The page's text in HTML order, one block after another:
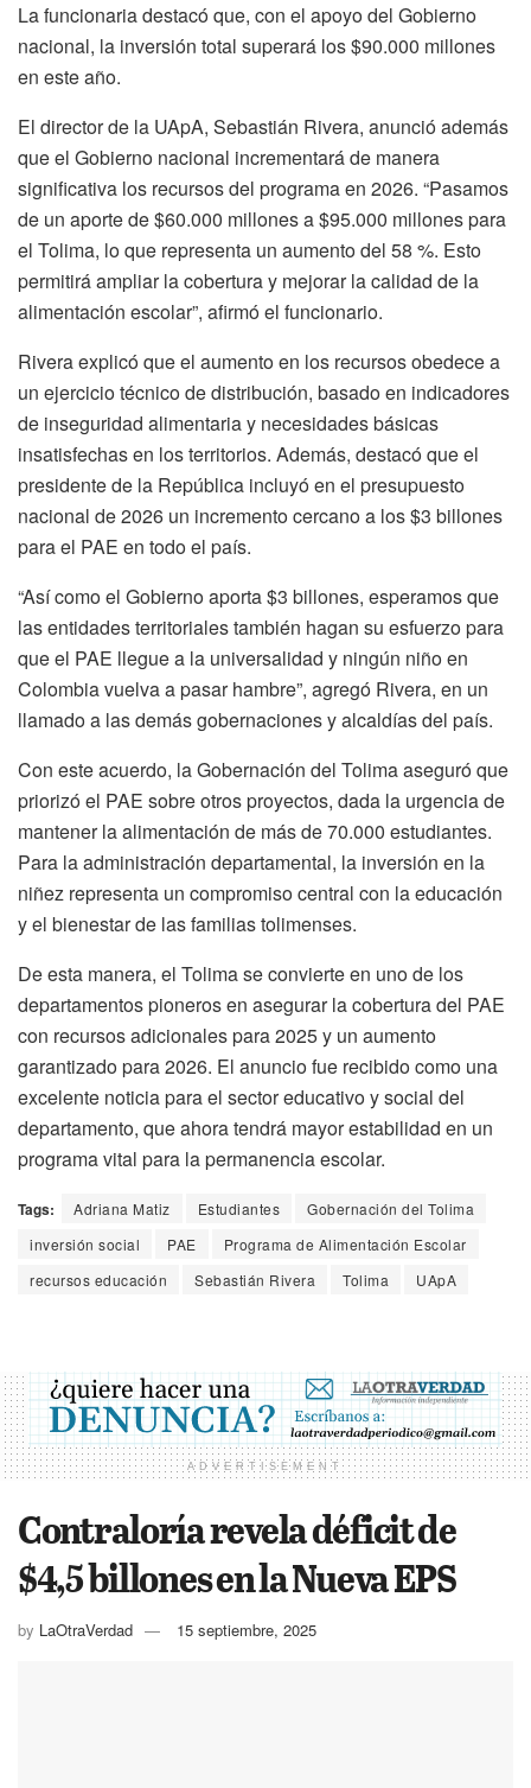
La funcionaria destacó que, con el apoyo del Gobierno
nacional, la inversión total superará los $90.000 millones
en este año.
El director de la UApA, Sebastián Rivera, anunció además
que el Gobierno nacional incrementará de manera
significativa los recursos del programa en 2026. “Pasamos
de un aporte de $60.000 millones a $95.000 millones para
el Tolima, lo que representa un aumento del 58 %. Esto
permitirá ampliar la cobertura y mejorar la calidad de la
alimentación escolar”, afirmó el funcionario.
Rivera explicó que el aumento en los recursos obedece a
un ejercicio técnico de distribución, basado en indicadores
de inseguridad alimentaria y necesidades básicas
insatisfechas en los territorios. Además, destacó que el
presidente de la República incluyó en el presupuesto
nacional de 2026 un incremento cercano a los $3 billones
para el PAE en todo el país.
“Así como el Gobierno aporta $3 billones, esperamos que
las entidades territoriales también hagan su esfuerzo para
que el PAE llegue a la universalidad y ningún niño en
Colombia vuelva a pasar hambre”, agregó Rivera, en un
llamado a las demás gobernaciones y alcaldías del país.
Con este acuerdo, la Gobernación del Tolima aseguró que
priorizó el PAE sobre otros proyectos, dada la urgencia de
mantener la alimentación de más de 70.000 estudiantes.
Para la administración departamental, la inversión en la
niñez representa un compromiso central con la educación
y el bienestar de las familias tolimenses.
De esta manera, el Tolima se convierte en uno de los
departamentos pioneros en asegurar la cobertura del PAE
con recursos adicionales para 2025 y un aumento
garantizado para 2026. El anuncio fue recibido como una
excelente noticia para el sector educativo y social del
departamento, que ahora tendrá mayor estabilidad en un
programa vital para la permanencia escolar.
Tags: Adriana Matiz Estudiantes
Gobernación del Tolima
inversión social
PAE
Programa de Alimentación Escolar
recursos educación
Sebastián Rivera Tolima UApA
ADVERTISEMENT
Contraloría revela déficit de
$4,5 billones en la Nueva EPS
by LaOtraVerdad 15 septiembre, 2025